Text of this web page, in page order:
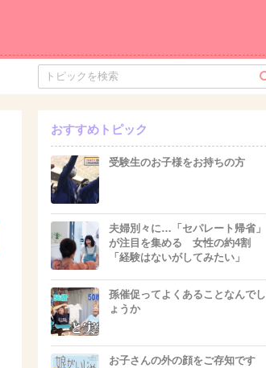
おすすめトピック
受験生のお子様をお持ちの方
夫婦別々に…「セパレート帰省」
が注目を集める 女性の約4割
「経験はないがしてみたい」
孫催促ってよくあることなんでし
ょうか
お子さんの外の顔をご存知です